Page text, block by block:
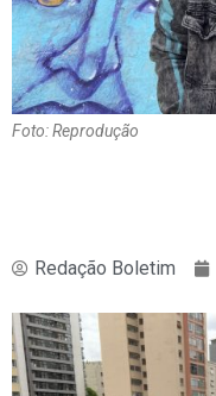
Foto: Reprodução
Redação Boletim